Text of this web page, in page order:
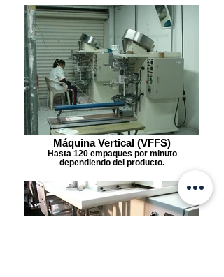
Máquina Vertical (VFFS)
Hasta 120 empaques por minuto
dependiendo del producto.